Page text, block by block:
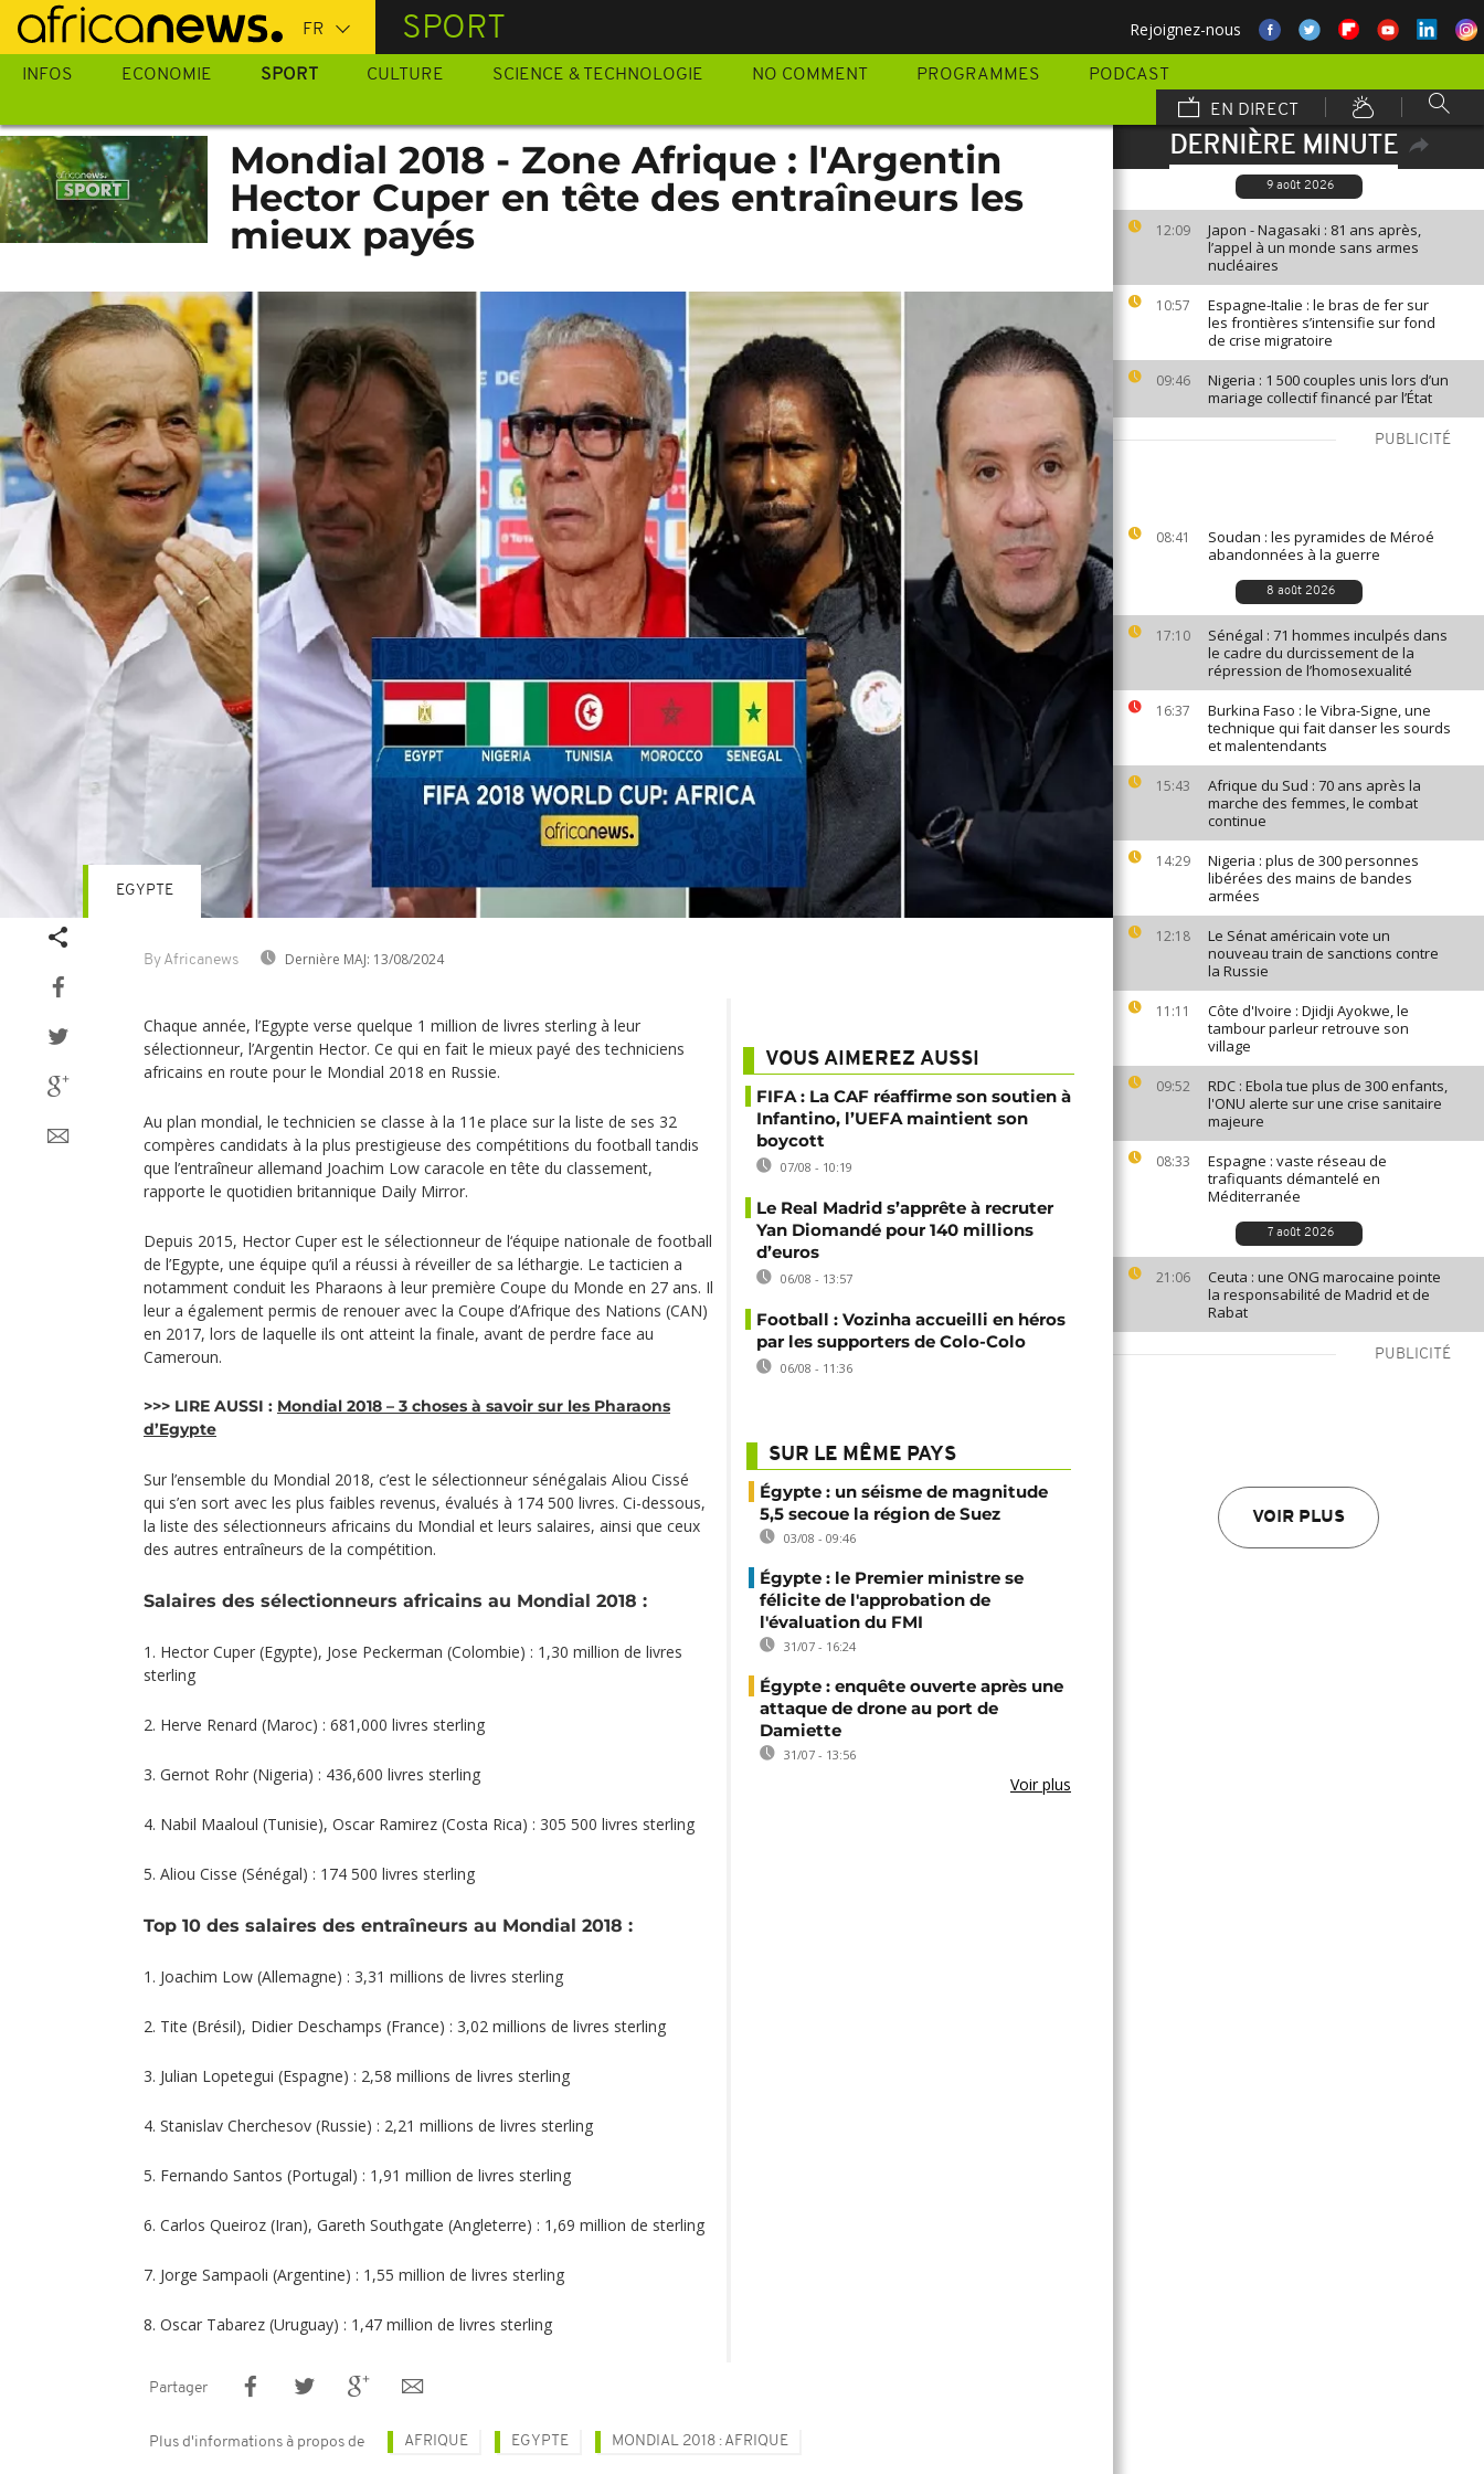
Passer
au
contenu
SPORT Rejoignez-nous
INFOS ECONOMIE SPORT CULTURE SCIENCE & TECHNOLOGIE NO COMMENT PROGRAMMES
PODCAST
EN DIRECT
DERNIÈRE MINUTE
9 août 2026
12:09
Japon - Nagasaki : 81 ans après,
l’appel à un monde sans armes
nucléaires
10:57
Espagne-Italie : le bras de fer sur
les frontières s’intensifie sur fond
de crise migratoire
09:46
Nigeria : 1 500 couples unis lors d’un
mariage collectif financé par l’État
PUBLICITÉ
08:41
Soudan : les pyramides de Méroé
abandonnées à la guerre
8 août 2026
17:10
Sénégal : 71 hommes inculpés dans
le cadre du durcissement de la
répression de l’homosexualité
16:37
Burkina Faso : le Vibra-Signe, une
technique qui fait danser les sourds
et malentendants
15:43
Afrique du Sud : 70 ans après la
marche des femmes, le combat
continue
14:29
Nigeria : plus de 300 personnes
libérées des mains de bandes
armées
12:18
Le Sénat américain vote un
nouveau train de sanctions contre
la Russie
11:11
Côte d'Ivoire : Djidji Ayokwe, le
tambour parleur retrouve son
village
09:52
RDC : Ebola tue plus de 300 enfants,
l'ONU alerte sur une crise sanitaire
majeure
08:33
Espagne : vaste réseau de
trafiquants démantelé en
Méditerranée
7 août 2026
21:06
Ceuta : une ONG marocaine pointe
la responsabilité de Madrid et de
Rabat
PUBLICITÉ
VOIR PLUS
Mondial 2018 - Zone Afrique : l'Argentin
Hector Cuper en tête des entraîneurs les
mieux payés
By Africanews Dernière MAJ: 13/08/2024
EGYPTE
Chaque année, l’Egypte verse quelque 1 million de livres sterling à leur
sélectionneur, l’Argentin Hector. Ce qui en fait le mieux payé des techniciens
africains en route pour le Mondial 2018 en Russie.
Au plan mondial, le technicien se classe à la 11e place sur la liste de ses 32
compères candidats à la plus prestigieuse des compétitions du football tandis
que l’entraîneur allemand Joachim Low caracole en tête du classement,
rapporte le quotidien britannique Daily Mirror.
Depuis 2015, Hector Cuper est le sélectionneur de l‘équipe nationale de football
de l’Egypte, une équipe qu’il a réussi à réveiller de sa léthargie. Le tacticien a
notamment conduit les Pharaons à leur première Coupe du Monde en 27 ans. Il
leur a également permis de renouer avec la Coupe d’Afrique des Nations (CAN)
en 2017, lors de laquelle ils ont atteint la finale, avant de perdre face au
Cameroun.
>>> LIRE AUSSI : Mondial 2018 – 3 choses à savoir sur les Pharaons
d’Egypte
Sur l’ensemble du Mondial 2018, c’est le sélectionneur sénégalais Aliou Cissé
qui s’en sort avec les plus faibles revenus, évalués à 174 500 livres. Ci-dessous,
la liste des sélectionneurs africains du Mondial et leurs salaires, ainsi que ceux
des autres entraîneurs de la compétition.
Salaires des sélectionneurs africains au Mondial 2018 :
1. Hector Cuper (Egypte), Jose Peckerman (Colombie) : 1,30 million de livres
sterling
2. Herve Renard (Maroc) : 681,000 livres sterling
3. Gernot Rohr (Nigeria) : 436,600 livres sterling
4. Nabil Maaloul (Tunisie), Oscar Ramirez (Costa Rica) : 305 500 livres sterling
5. Aliou Cisse (Sénégal) : 174 500 livres sterling
Top 10 des salaires des entraîneurs au Mondial 2018 :
1. Joachim Low (Allemagne) : 3,31 millions de livres sterling
2. Tite (Brésil), Didier Deschamps (France) : 3,02 millions de livres sterling
3. Julian Lopetegui (Espagne) : 2,58 millions de livres sterling
4. Stanislav Cherchesov (Russie) : 2,21 millions de livres sterling
5. Fernando Santos (Portugal) : 1,91 million de livres sterling
6. Carlos Queiroz (Iran), Gareth Southgate (Angleterre) : 1,69 million de sterling
7. Jorge Sampaoli (Argentine) : 1,55 million de livres sterling
8. Oscar Tabarez (Uruguay) : 1,47 million de livres sterling
VOUS AIMEREZ AUSSI
FIFA : La CAF réaffirme son soutien à
Infantino, l’UEFA maintient son
boycott
07/08 - 10:19
Le Real Madrid s’apprête à recruter
Yan Diomandé pour 140 millions
d’euros
06/08 - 13:57
Football : Vozinha accueilli en héros
par les supporters de Colo-Colo
06/08 - 11:36
SUR LE MÊME PAYS
Égypte : un séisme de magnitude
5,5 secoue la région de Suez
03/08 - 09:46
Égypte : le Premier ministre se
félicite de l'approbation de
l'évaluation du FMI
31/07 - 16:24
Égypte : enquête ouverte après une
attaque de drone au port de
Damiette
31/07 - 13:56
Voir plus
Partager
Plus d'informations à propos de AFRIQUE EGYPTE MONDIAL 2018 : AFRIQUE